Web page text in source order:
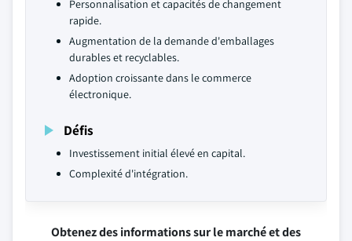
Personnalisation et capacités de changement
rapide.
Augmentation de la demande d'emballages
durables et recyclables.
Adoption croissante dans le commerce
électronique.
Défis
Investissement initial élevé en capital.
Complexité d'intégration.
Obtenez des informations sur le marché et des